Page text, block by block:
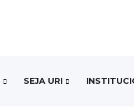
SEJA URI